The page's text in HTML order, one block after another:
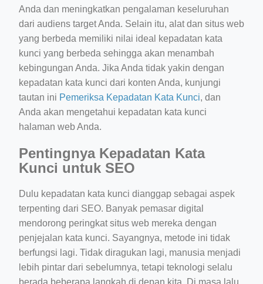
Anda dan meningkatkan pengalaman keseluruhan
dari audiens target Anda. Selain itu, alat dan situs web
yang berbeda memiliki nilai ideal kepadatan kata
kunci yang berbeda sehingga akan menambah
kebingungan Anda. Jika Anda tidak yakin dengan
kepadatan kata kunci dari konten Anda, kunjungi
tautan ini Pemeriksa Kepadatan Kata Kunci, dan
Anda akan mengetahui kepadatan kata kunci
halaman web Anda.
Pentingnya Kepadatan Kata
Kunci untuk SEO
Dulu kepadatan kata kunci dianggap sebagai aspek
terpenting dari SEO. Banyak pemasar digital
mendorong peringkat situs web mereka dengan
penjejalan kata kunci. Sayangnya, metode ini tidak
berfungsi lagi. Tidak diragukan lagi, manusia menjadi
lebih pintar dari sebelumnya, tetapi teknologi selalu